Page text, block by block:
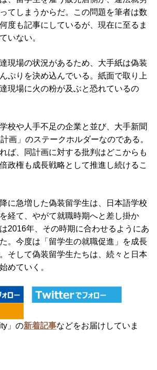
てしまうからだ。この問題を筆者は数
度も記事にしているが、現在に至るま
いない。
現場の状況があるため、大手紙は偽装
ぷりを決め込んでいる。紙面で取り上
現場に火の粉が及ぶと恐れているの
校や人手不足の企業と並び、大手新聞
画」のステークホルダーなのである。
ば、同計画に対する批判はどこからも
政権も成長戦略として推進し続けるこ
に急増した偽装留学生は、日本語学校
経て、やがて就職時期へと差し掛か
2016年、その時期に合わせるようにあ
。今度は「留学生の就職促進」を成長
そして偽装留学生たちは、続々と日本
めていく。
」の新着記事などをお届けしていま